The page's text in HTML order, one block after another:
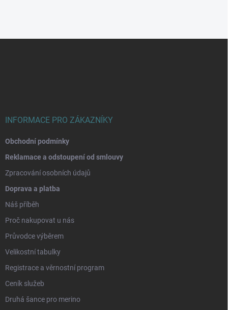
INFORMACE PRO ZÁKAZNÍKY
Obchodní podmínky
Reklamace a odstoupení od smlouvy
Zpracování osobních údajů
Doprava a platba
Náš příběh
Proč nakupovat u nás
Průvodce výběrem
Velikostní tabulky
Registrace a věrnostní program
Ceník služeb
Druhá šance pro merino